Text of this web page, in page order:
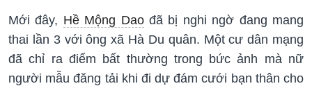
Mới đây, Hề Mộng Daođã bị nghi ngờ đang mang
thai lần 3 với ông xã Hà Du quân. Một cư dân mạng
đã chỉ ra điểm bất thường trong bức ảnh mà nữ
người mẫu đăng tải khi đi dự đám cưới bạn thân cho